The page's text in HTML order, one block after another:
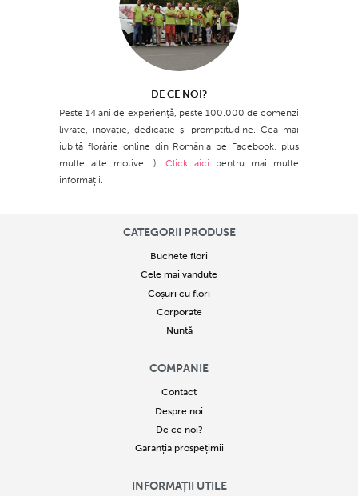
DE CE NOI?
Peste 14 ani de experienţă, peste 100.000 de comenzi
livrate, inovaţie, dedicaţie şi promptitudine. Cea mai
iubită florărie online din România pe Facebook, plus
multe alte motive :). Click aici pentru mai multe
informații.
CATEGORII PRODUSE
Buchete flori
Cele mai vandute
Coșuri cu flori
Corporate
Nuntă
COMPANIE
Contact
Despre noi
De ce noi?
Garanția prospețimii
INFORMAȚII UTILE